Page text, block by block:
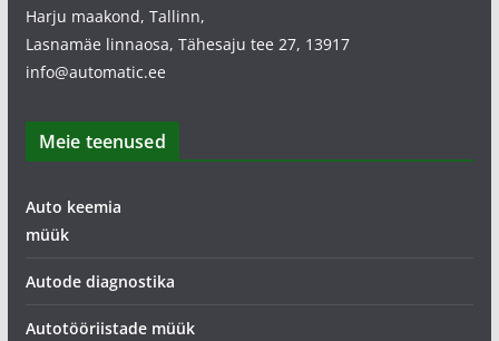
Harju maakond, Tallinn,
Lasnamäe linnaosa, Tähesaju tee 27, 13917
info@automatic.ee
Meie teenused
Auto keemia
müük
Autode diagnostika
Autotööriistade müük